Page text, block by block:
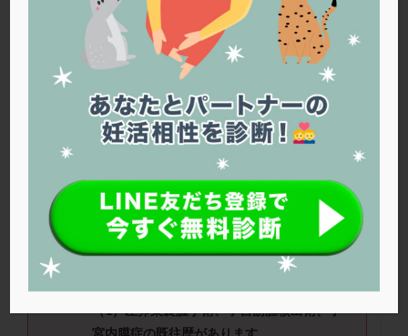
はなさん（39歳）■治療ステージ：顕微授
精 ■妊活期間：3～4年 ■AMH： 1.6■精
液所見：0.9ml
（1）左卵巣嚢腫手術、子宮筋腫核出術、子
アンチエイジング
インスリン抵抗性
イントラリピッド
ウトロゲスタン
エコー
エストラーナテープ
エストロゲン
オビドレル
おりもの
カウフマン療法
カウンセリング
ガニレスト
カバサール
カフェイン
カルシウムイオノファ
カンジタ
クリニック選び
グレード
クロミッド
クロミフェン
ゴナールエフ
コロナウイルス
コロナワクチン
サウナ サプリ
サプリメント
シート法
ショート法
シリンジ法
スクラッチ
ステップアップ
ステップダウン
ストレス スプリット